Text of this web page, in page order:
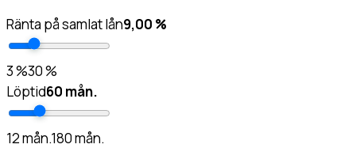
Ränta på samlat lån9,00 %
3%30%
Löptid60 mån.
12mån.180mån.